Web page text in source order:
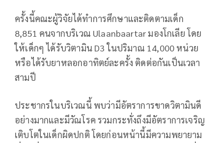
ครั้งนี้คณะผู้วิจัยได้ทำการศึกษาและติดตามเด็ก
8,851 คนจากบริเวณ Ulaanbaartar มองโกเลีย โดย
ให้เด็กๆ ได้รับวิตามิน D3 ในปริมาณ 14,000 หน่วย
หรือได้รับยาหลอกอาทิตย์ละครั้ง ติดต่อกันเป็นเวลา
สามปี
ประชากรในบริเวณนี้ พบว่ามีอัตราการขาดวิตามินดี
อย่างมากและมีวัณโรค รวมกระทั่งถึงมีอัตราการเจริญ
เติบโตในเด็กผิดปกติ โดยก่อนหน้านี้มีความพยายาม